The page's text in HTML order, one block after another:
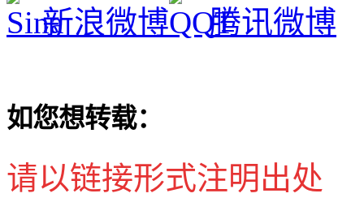
新浪微博 腾讯微博
如您想转载：
请以链接形式注明出处